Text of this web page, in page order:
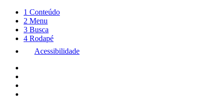
1 Conteúdo
2 Menu
3 Busca
4 Rodapé
Acessibilidade